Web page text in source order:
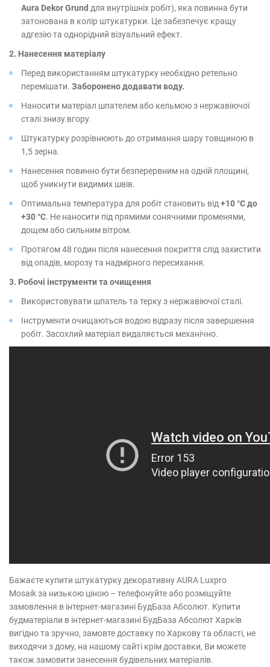
Aura Dekor Grund для внутрішніх робіт), яка повинна бути
затонована в колір штукатурки. Це забезпечує кращу
адгезію та однорідний візуальний ефект.
2. Нанесення матеріалу
Перед використанням штукатурку необхідно ретельно
перемішати. Заборонено додавати воду.
Наносити матеріал шпателем або кельмою з нержавіючої
сталі знизу вгору.
Штукатурку розрівнюють до отримання шару товщиною в
1,5 зерна.
Нанесення повинно бути безперервним на одній площині,
щоб уникнути видимих швів.
Оптимальна температура для робіт становить від +10 °С до
+30 °С. Не наносити під прямими сонячними променями,
дощем або сильним вітром.
Протягом 48 годин після нанесення покриття слід захистити
від опадів, морозу та надмірного пересихання.
3. Робочі інструменти та очищення
Використовувати шпатель та терку з нержавіючої сталі.
Інструменти очищаються водою відразу після завершення
робіт. Засохлий матеріал видаляється механічно.
Бажаєте купити штукатурку декоративну AURA Luxpro
Mosaik за низькою ціною – телефонуйте або розміщуйте
замовлення в інтернет-магазині БудБаза Абсолют. Купити
будматеріали в інтернет-магазині БудБаза Абсолют Харків
вигідно та зручно, замовте доставку по Харкову та області, не
виходячи з дому, на нашому сайті крім доставки, Ви можете
також замовити занесення будівельних матеріалів.